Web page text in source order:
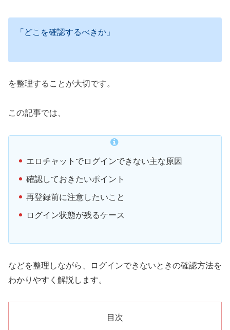
「どこを確認するべきか」
を整理することが大切です。
この記事では、
エロチャットでログインできない主な原因
確認しておきたいポイント
再登録前に注意したいこと
ログイン状態が残るケース
などを整理しながら、ログインできないときの確認方法を
わかりやすく解説します。
目次